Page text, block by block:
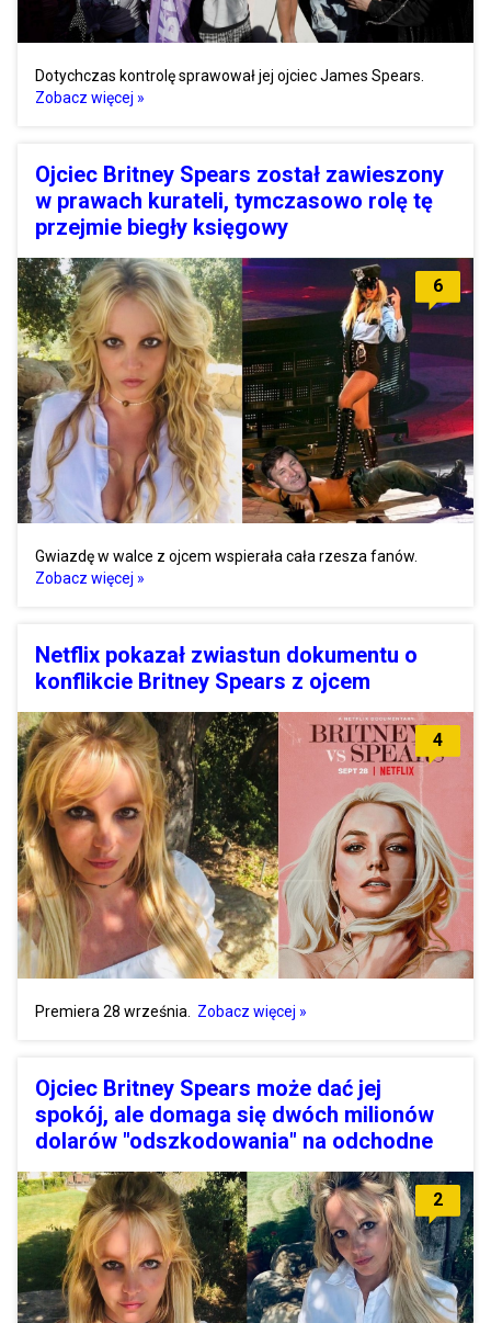
Dotychczas kontrolę sprawował jej ojciec James Spears.
Zobacz więcej »
Ojciec Britney Spears został zawieszony
w prawach kurateli, tymczasowo rolę tę
przejmie biegły księgowy
6
Gwiazdę w walce z ojcem wspierała cała rzesza fanów.
Zobacz więcej »
Netflix pokazał zwiastun dokumentu o
konflikcie Britney Spears z ojcem
4
Premiera 28 września. Zobacz więcej »
Ojciec Britney Spears może dać jej
spokój, ale domaga się dwóch milionów
dolarów "odszkodowania" na odchodne
2